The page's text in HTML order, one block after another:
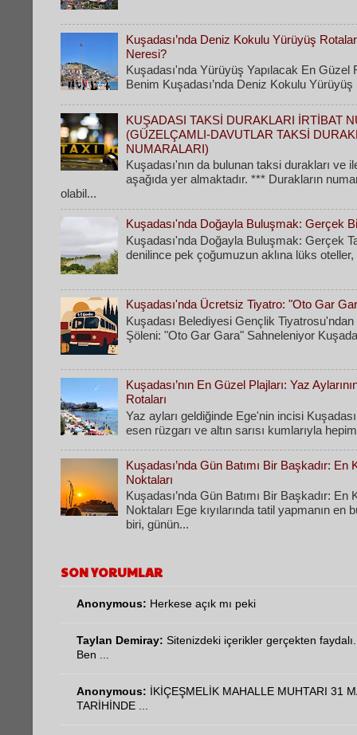
Kuşadası’nda Deniz Kokulu Yürüyüş
Neresi?
Kuşadası'nda Yürüyüş Yapılacak En Güzel
Benim Kuşadası’nda Deniz Kokulu Yürüyüş
KUŞADASI TAKSİ DURAKLARI İRTİBAT
(GÜZELÇAMLI-DAVUTLAR TAKSİ
NUMARALARI)
Kuşadası'nın da bulunan taksi durakları ve
aşağıda yer almaktadır. *** Durakların
olabil...
Kuşadası'nda Doğayla Buluşmak: Gerçek
Kuşadası'nda Doğayla Buluşmak: Gerçek
denilince pek çoğumuzun aklına lüks
Kuşadası'nda Ücretsiz Tiyatro: "Oto Gar
Kuşadası Belediyesi Gençlik
Şöleni: "Oto Gar Gara" Sahneleniyor
Kuşadası’nın En Güzel Plajları: Yaz
Rotaları
​Yaz ayları geldiğinde Ege'nin incisi
esen rüzgarı ve altın sarısı kumlarıyla
Kuşadası’nda Gün Batımı Bir Başkadır: En
Noktaları
Kuşadası’nda Gün Batımı Bir Başkadır: En
Noktaları Ege kıyılarında tatil yapmanın en
biri, günün...
SON YORUMLAR
Anonymous: Herkese açık mı peki
Taylan Demiray: Sitenizdeki içerikler gerçekten faydalı.
Ben ...
Anonymous: İKİÇEŞMELİK MAHALLE MUHTARI 31
TARİHİNDE ...